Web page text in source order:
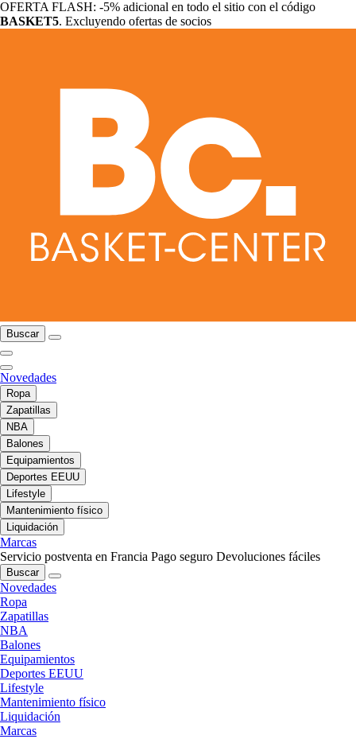
OFERTA FLASH: -5% adicional en todo el sitio con el código
BASKET5. Excluyendo ofertas de socios
Buscar
Novedades
Ropa
Zapatillas
NBA
Balones
Equipamientos
Deportes EEUU
Lifestyle
Mantenimiento físico
Liquidación
Marcas
Servicio postventa en Francia Pago seguro Devoluciones fáciles
Buscar
Novedades
Ropa
Zapatillas
NBA
Balones
Equipamientos
Deportes EEUU
Lifestyle
Mantenimiento físico
Liquidación
Marcas